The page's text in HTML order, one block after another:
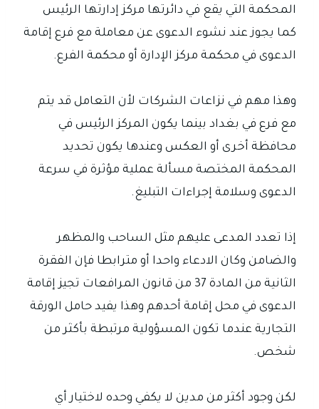
المحكمة التي يقع في دائرتها مركز إدارتها الرئيس
كما يجوز عند نشوء الدعوى عن معاملة مع فرع إقامة
الدعوى في محكمة مركز الإدارة أو محكمة الفرع.
وهذا مهم في نزاعات الشركات لأن التعامل قد يتم
مع فرع في بغداد بينما يكون المركز الرئيس في
محافظة أخرى أو العكس وعندها يكون تحديد
المحكمة المختصة مسألة عملية مؤثرة في سرعة
الدعوى وسلامة إجراءات التبليغ.
إذا تعدد المدعى عليهم مثل الساحب والمظهر
والضامن وكان الادعاء واحدا أو مترابطا فإن الفقرة
الثانية من المادة 37 من قانون المرافعات تجيز إقامة
الدعوى في محل إقامة أحدهم وهذا يفيد حامل الورقة
التجارية عندما تكون المسؤولية مرتبطة بأكثر من
شخص.
لكن وجود أكثر من مدين لا يكفي وحده لاختيار أي